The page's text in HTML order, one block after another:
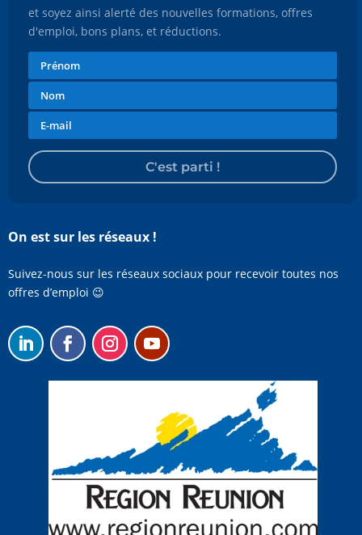
et soyez ainsi alerté des nouvelles formations, offres
d'emploi, bons plans, et réductions.
C'est parti !
On est sur les réseaux !
Suivez-nous sur les réseaux sociaux pour recevoir toutes nos
offres d’emploi 😉